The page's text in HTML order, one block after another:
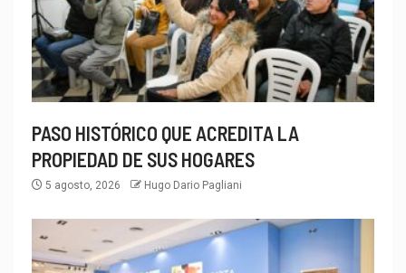
PASO HISTÓRICO QUE ACREDITA LA
PROPIEDAD DE SUS HOGARES
5 agosto, 2026 Hugo Dario Pagliani